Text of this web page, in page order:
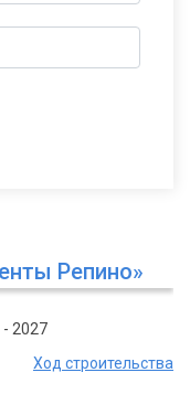
Репино»
2027
Ход строительства